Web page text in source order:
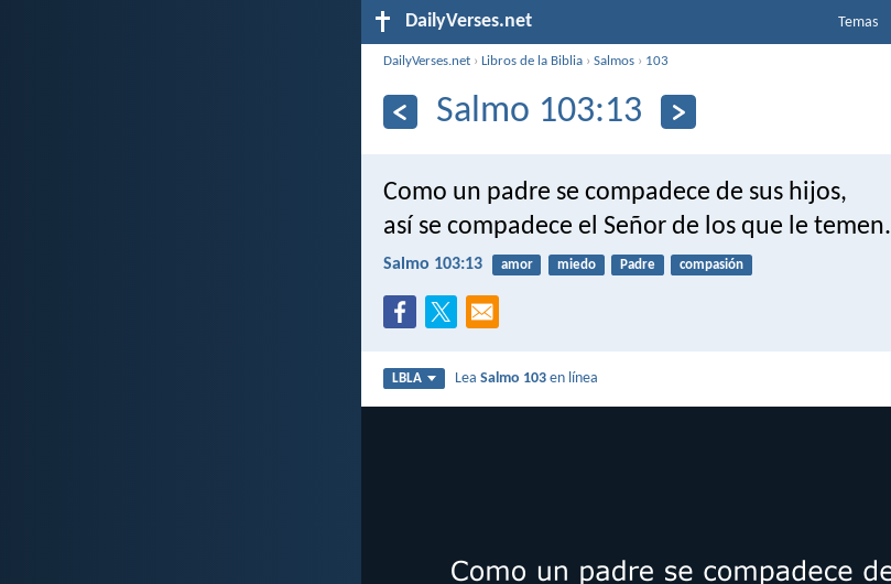
DailyVerses.net Temas
DailyVerses.net ›Libros de la Biblia ›Salmos › 103
Salmo 103:13
Como un padre se compadece de sus hijos,
así se compadece el Señor de los que le temen.
Salmo 103:13 amor miedo Padre compasión
LBLA LeaSalmo 103 en línea